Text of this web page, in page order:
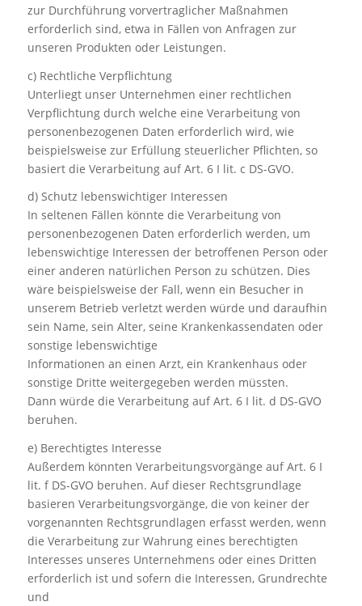
zur Durchführung vorvertraglicher Maßnahmen
erforderlich sind, etwa in Fällen von Anfragen zur
unseren Produkten oder Leistungen.
c) Rechtliche Verpflichtung
Unterliegt unser Unternehmen einer rechtlichen
Verpflichtung durch welche eine Verarbeitung von
personenbezogenen Daten erforderlich wird, wie
beispielsweise zur Erfüllung steuerlicher Pflichten, so
basiert die Verarbeitung auf Art. 6 I lit. c DS-GVO.
d) Schutz lebenswichtiger Interessen
In seltenen Fällen könnte die Verarbeitung von
personenbezogenen Daten erforderlich werden, um
lebenswichtige Interessen der betroffenen Person oder
einer anderen natürlichen Person zu schützen. Dies
wäre beispielsweise der Fall, wenn ein Besucher in
unserem Betrieb verletzt werden würde und daraufhin
sein Name, sein Alter, seine Krankenkassendaten oder
sonstige lebenswichtige
Informationen an einen Arzt, ein Krankenhaus oder
sonstige Dritte weitergegeben werden müssten.
Dann würde die Verarbeitung auf Art. 6 I lit. d DS-GVO
beruhen.
e) Berechtigtes Interesse
Außerdem könnten Verarbeitungsvorgänge auf Art. 6 I
lit. f DS-GVO beruhen. Auf dieser Rechtsgrundlage
basieren Verarbeitungsvorgänge, die von keiner der
vorgenannten Rechtsgrundlagen erfasst werden, wenn
die Verarbeitung zur Wahrung eines berechtigten
Interesses unseres Unternehmens oder eines Dritten
erforderlich ist und sofern die Interessen, Grundrechte
und